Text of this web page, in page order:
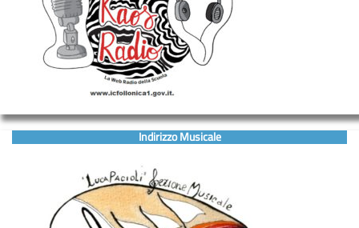
Indirizzo Musicale